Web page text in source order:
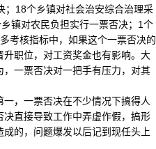
18个乡镇对社会治安综合治理采
镇对农民负担实行一票否决；1个
考核指标中，如果这个一票否决的
职位，对工资奖金也有影响。大
一票否决对一把手有压力，对其
，一票否决在不少情况下搞得人
直接导致工作中弄虚作假，搞形
的，问题爆发以后记到现任头上